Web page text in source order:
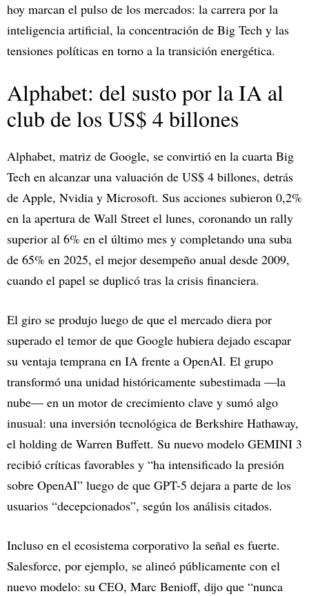
hoy marcan el pulso de los mercados: la carrera por la
inteligencia artificial, la concentración de Big Tech y las
tensiones políticas en torno a la transición energética.
Alphabet: del susto por la IA al
club de los US$ 4 billones
Alphabet, matriz de Google, se convirtió en la cuarta Big
Tech en alcanzar una valuación de US$ 4 billones, detrás
de Apple, Nvidia y Microsoft. Sus acciones subieron 0,2%
en la apertura de Wall Street el lunes, coronando un rally
superior al 6% en el último mes y completando una suba
de 65% en 2025, el mejor desempeño anual desde 2009,
cuando el papel se duplicó tras la crisis financiera.​
El giro se produjo luego de que el mercado diera por
superado el temor de que Google hubiera dejado escapar
su ventaja temprana en IA frente a OpenAI. El grupo
transformó una unidad históricamente subestimada —la
nube— en un motor de crecimiento clave y sumó algo
inusual: una inversión tecnológica de Berkshire Hathaway,
el holding de Warren Buffett. Su nuevo modelo GEMINI 3
recibió críticas favorables y “ha intensificado la presión
sobre OpenAI” luego de que GPT-5 dejara a parte de los
usuarios “decepcionados”, según los análisis citados.​
Incluso en el ecosistema corporativo la señal es fuerte.
Salesforce, por ejemplo, se alineó públicamente con el
nuevo modelo: su CEO, Marc Benioff, dijo que “nunca